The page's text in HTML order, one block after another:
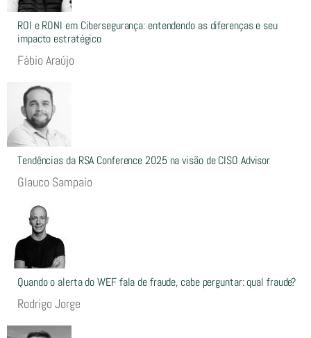
ROI e RONI em Cibersegurança: entendendo as diferenças e seu
impacto estratégico
Fábio Araújo
Tendências da RSA Conference 2025 na visão de CISO Advisor
Glauco Sampaio
Quando o alerta do WEF fala de fraude, cabe perguntar: qual fraude?
Rodrigo Jorge